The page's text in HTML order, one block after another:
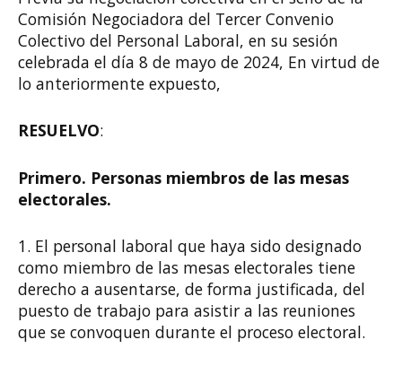
Comisión Negociadora del Tercer Convenio
Colectivo del Personal Laboral, en su sesión
celebrada el día 8 de mayo de 2024, En virtud de
lo anteriormente expuesto,
RESUELVO:
Primero. Personas miembros de las mesas
electorales.
1. El personal laboral que haya sido designado
como miembro de las mesas electorales tiene
derecho a ausentarse, de forma justificada, del
puesto de trabajo para asistir a las reuniones
que se convoquen durante el proceso electoral.